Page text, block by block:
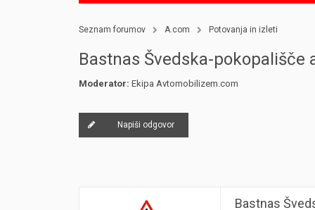
NAGRADNA IGRA
Seznam forumov A.com Potovanja in izleti
Bastnas Švedska-pokopališče
Moderator: Ekipa Avtomobilizem.com
Napiši odgovor
Bastnas